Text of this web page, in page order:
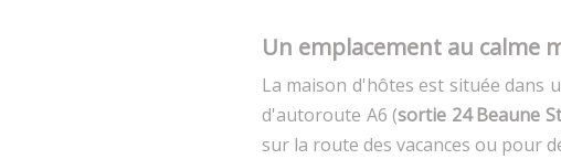
Un emplacement au calme
La maison d'hôtes est située dans
d'autoroute A6 (sortie 24 Beaune
sur la route des vacances ou pour